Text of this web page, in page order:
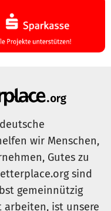
wir Menschen,
Gutes zu
sind
gemeinnützig
ist unsere